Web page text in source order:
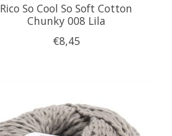
Rico So Cool So Soft Cotton
Chunky 008 Lila
€8,45